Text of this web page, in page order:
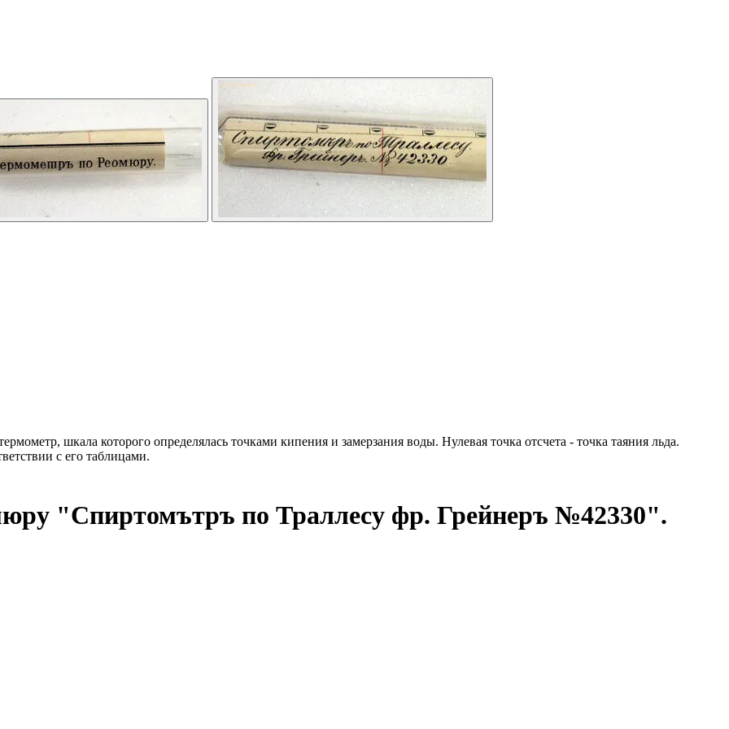
шкала которого определялась точками кипения и замерзания воды. Нулевая точка отсчета - точка таяния льда.
с его таблицами.
"Спиртомътръ по Траллесу фр. Грейнеръ №42330".